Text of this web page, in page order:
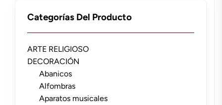
Categorías Del Producto
ARTE RELIGIOSO
DECORACIÓN
Abanicos
Alfombras
Aparatos musicales